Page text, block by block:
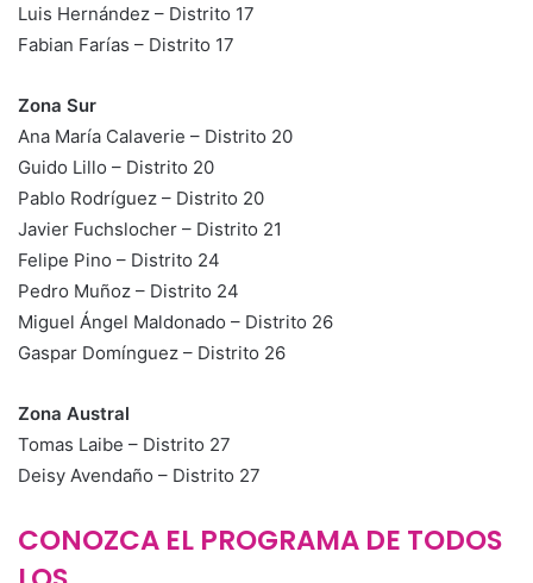
Luis Hernández – Distrito 17
Fabian Farías – Distrito 17
Zona Sur
Ana María Calaverie – Distrito 20
Guido Lillo – Distrito 20
Pablo Rodríguez – Distrito 20
Javier Fuchslocher – Distrito 21
Felipe Pino – Distrito 24
Pedro Muñoz – Distrito 24
Miguel Ángel Maldonado – Distrito 26
Gaspar Domínguez – Distrito 26
Zona Austral
Tomas Laibe – Distrito 27
Deisy Avendaño – Distrito 27
CONOZCA EL PROGRAMA DE TODOS